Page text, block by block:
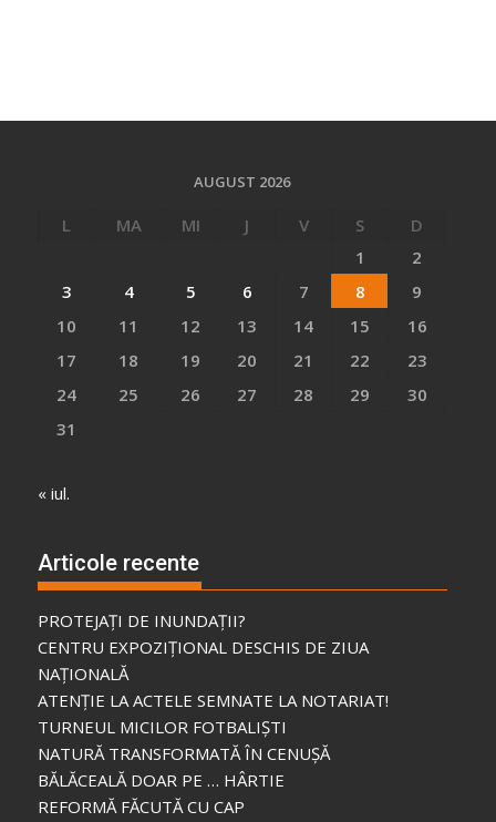
AUGUST 2026
L MA MI J V S
D
1
2
3
4 5 6 7 8
9
10
11 12 13 14 15
16
17
18 19 20 21 22
23
24
25 26 27 28 29
30
31
« iul.
Articole recente
PROTEJAȚI DE INUNDAȚII?
CENTRU EXPOZIȚIONAL DESCHIS DE ZIUA
NAȚIONALĂ
ATENȚIE LA ACTELE SEMNATE LA NOTARIAT!
TURNEUL MICILOR FOTBALIȘTI
NATURĂ TRANSFORMATĂ ÎN CENUȘĂ
BĂLĂCEALĂ DOAR PE … HÂRTIE
REFORMĂ FĂCUTĂ CU CAP